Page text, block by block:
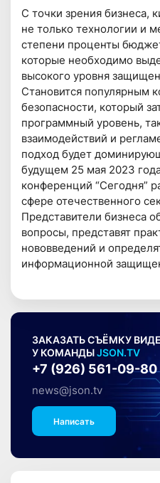
С точки зрения бизнеса,
не только технологии и
степени проценты
которые необходимо
высокого уровня
Становится популярным
безопасности, который
программный уровень,
взаимодействий и
подход будет
будущем 25 мая 2023
конференций “Сегодня”
сфере отечественного
Представители бизнеса
вопросы, представят
нововведений и
информационной
ЗАКАЗАТЬ СЪЁМКУ
У КОМАНДЫJSON.TV
+7 (926) 561-09-80
news@json.tv
Написать